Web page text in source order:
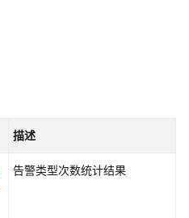
描述
告警类型次数统计结果